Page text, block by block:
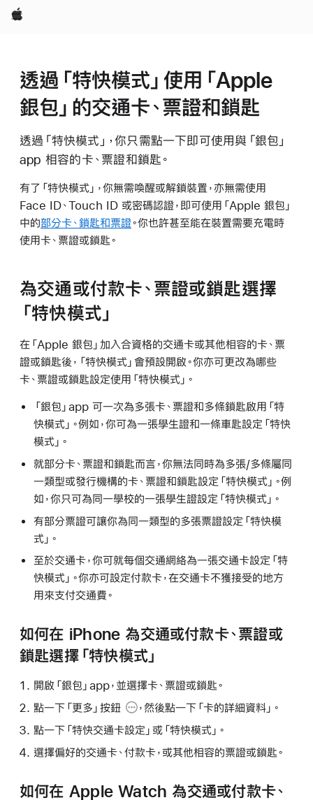
Apple
透過「特快模式」使用「Apple
銀包」的交通卡、票證和鎖匙
透過「特快模式」，你只需點一下即可使用與「銀包」
app 相容的卡、票證和鎖匙。
有了「特快模式」，你無需喚醒或解鎖裝置，亦無需使用
Face ID、Touch ID 或密碼認證，即可使用「Apple 銀包」
中的部分卡、鎖匙和票證。你也許甚至能在裝置需要充電時
使用卡、票證或鎖匙。
為交通或付款卡、票證或鎖匙選擇
「特快模式」
在「Apple 銀包」加入合資格的交通卡或其他相容的卡、票
證或鎖匙後，「特快模式」會預設開啟。你亦可更改為哪些
卡、票證或鎖匙設定使用「特快模式」。
「銀包」app 可一次為多張卡、票證和多條鎖匙啟用「特
快模式」。例如，你可為一張學生證和一條車匙設定「特快
模式」。
就部分卡、票證和鎖匙而言，你無法同時為多張/多條屬同
一類型或發行機構的卡、票證和鎖匙設定「特快模式」。例
如，你只可為同一學校的一張學生證設定「特快模式」。
有部分票證可讓你為同一類型的多張票證設定「特快模
式」。
至於交通卡，你可就每個交通網絡為一張交通卡設定「特
快模式」。你亦可設定付款卡，在交通卡不獲接受的地方
用來支付交通費。
如何在 iPhone 為交通或付款卡、票證或
鎖匙選擇「特快模式」
開啟「銀包」app，並選擇卡、票證或鎖匙。
點一下「更多」按鈕
，然後點一下「卡的詳細資料」。
點一下「特快交通卡設定」或「特快模式」。
選擇偏好的交通卡、付款卡，或其他相容的票證或鎖匙。
如何在 Apple Watch 為交通或付款卡、